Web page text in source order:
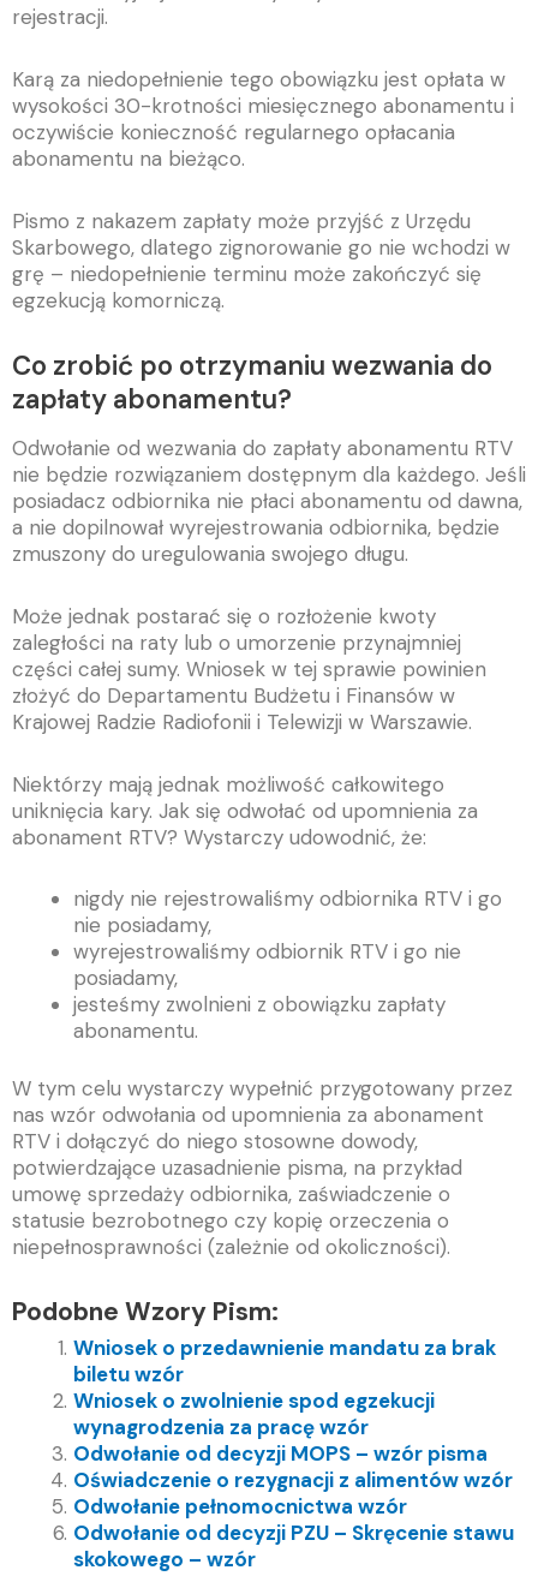
rejestracji.
Karą za niedopełnienie tego obowiązku jest opłata w
wysokości 30-krotności miesięcznego abonamentu i
oczywiście konieczność regularnego opłacania
abonamentu na bieżąco.
Pismo z nakazem zapłaty może przyjść z Urzędu
Skarbowego, dlatego zignorowanie go nie wchodzi w
grę – niedopełnienie terminu może zakończyć się
egzekucją komorniczą.
Co zrobić po otrzymaniu wezwania do
zapłaty abonamentu?
Odwołanie od wezwania do zapłaty abonamentu RTV
nie będzie rozwiązaniem dostępnym dla każdego. Jeśli
posiadacz odbiornika nie płaci abonamentu od dawna,
a nie dopilnował wyrejestrowania odbiornika, będzie
zmuszony do uregulowania swojego długu.
Może jednak postarać się o rozłożenie kwoty
zaległości na raty lub o umorzenie przynajmniej
części całej sumy. Wniosek w tej sprawie powinien
złożyć do Departamentu Budżetu i Finansów w
Krajowej Radzie Radiofonii i Telewizji w Warszawie.
Niektórzy mają jednak możliwość całkowitego
uniknięcia kary. Jak się odwołać od upomnienia za
abonament RTV? Wystarczy udowodnić, że:
nigdy nie rejestrowaliśmy odbiornika RTV i go
nie posiadamy,
wyrejestrowaliśmy odbiornik RTV i go nie
posiadamy,
jesteśmy zwolnieni z obowiązku zapłaty
abonamentu.
W tym celu wystarczy wypełnić przygotowany przez
nas wzór odwołania od upomnienia za abonament
RTV i dołączyć do niego stosowne dowody,
potwierdzające uzasadnienie pisma, na przykład
umowę sprzedaży odbiornika, zaświadczenie o
statusie bezrobotnego czy kopię orzeczenia o
niepełnosprawności (zależnie od okoliczności).
Podobne Wzory Pism:
Wniosek o przedawnienie mandatu za brak
biletu wzór
Wniosek o zwolnienie spod egzekucji
wynagrodzenia za pracę wzór
Odwołanie od decyzji MOPS – wzór pisma
Oświadczenie o rezygnacji z alimentów wzór
Odwołanie pełnomocnictwa wzór
Odwołanie od decyzji PZU – Skręcenie stawu
skokowego – wzór